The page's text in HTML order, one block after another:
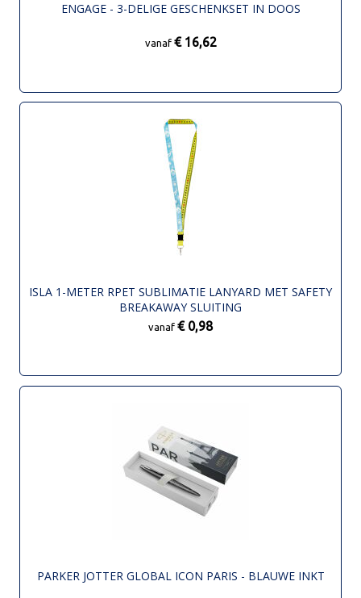
ENGAGE - 3-DELIGE GESCHENKSET IN DOOS
vanaf € 16,62
ISLA 1-METER RPET SUBLIMATIE LANYARD MET SAFETY
BREAKAWAY SLUITING
vanaf € 0,98
PARKER JOTTER GLOBAL ICON PARIS - BLAUWE INKT